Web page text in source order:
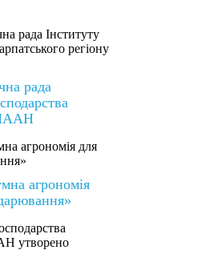
рада
НААН
агрономія